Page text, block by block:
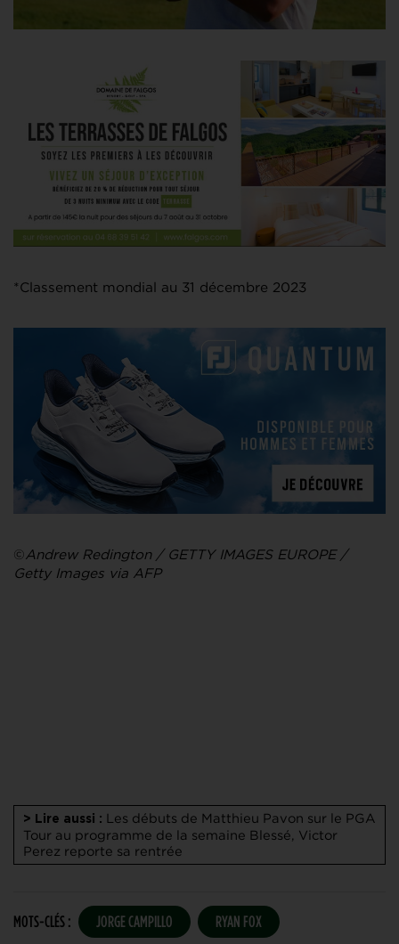
*Classement mondial au 31 décembre 2023
©Andrew Redington / GETTY IMAGES EUROPE /
Getty Images via AFP
> Lire aussi :
Les débuts de Matthieu Pavon sur le PGA
Tour au programme de la semaine Blessé, Victor
Perez reporte sa rentrée
MOTS-CLÉS : JORGE CAMPILLO RYAN FOX